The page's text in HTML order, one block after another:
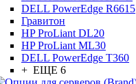
DELL PowerEdge R6615
Гравитон
HP ProLiant DL20
HP ProLiant ML30
DELL PowerEdge T360
+ ЕЩЕ 6